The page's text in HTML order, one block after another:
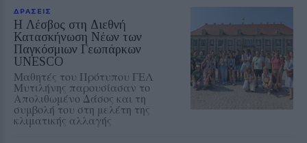
ΔΡΑΣΕΙΣ
Η Λέσβος στη Διεθνή
Κατασκήνωση Νέων των
Παγκόσμιων Γεωπάρκων
UNESCO
Μαθητές του Πρότυπου ΓΕΛ
Μυτιλήνης παρουσίασαν το
Απολιθωμένο Δάσος και τη
συμβολή του στη μελέτη της
κλιματικής αλλαγής